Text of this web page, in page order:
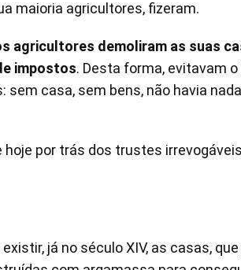
maioria agricultores, fizeram.
agricultores demoliram as suas
impostos. Desta forma, evitavam
casa, sem bens, não havia
por trás dos trustes
já no século XIV, as casas,